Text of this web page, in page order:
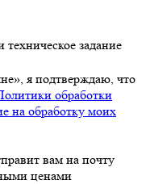
задание
я подтверждаю, что
обработки
на обработку моих
вам на почту
ценами